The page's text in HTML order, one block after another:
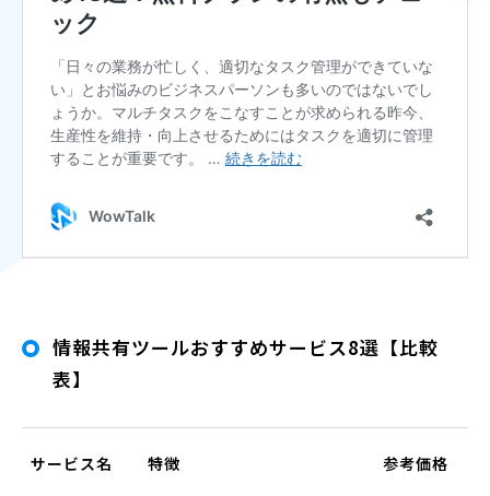
情報共有ツールおすすめサービス8選【比較
表】
サービス名 特徴 参考価格